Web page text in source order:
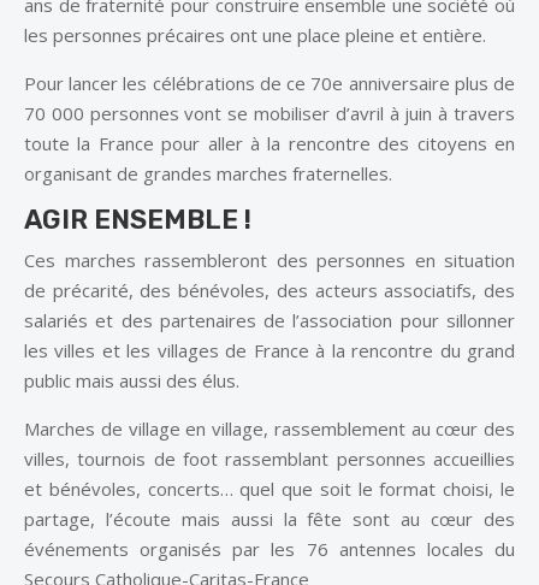
ans de fraternité pour construire ensemble une société où
les personnes précaires ont une place pleine et entière.
Pour lancer les célébrations de ce 70e anniversaire plus de
70 000 personnes vont se mobiliser d’avril à juin à travers
toute la France pour aller à la rencontre des citoyens en
organisant de grandes marches fraternelles.
AGIR ENSEMBLE !
Ces marches rassembleront des personnes en situation
de précarité, des bénévoles, des acteurs associatifs, des
salariés et des partenaires de l’association pour sillonner
les villes et les villages de France à la rencontre du grand
public mais aussi des élus.
Marches de village en village, rassemblement au cœur des
villes, tournois de foot rassemblant personnes accueillies
et bénévoles, concerts… quel que soit le format choisi, le
partage, l’écoute mais aussi la fête sont au cœur des
événements organisés par les 76 antennes locales du
Secours Catholique-Caritas-France